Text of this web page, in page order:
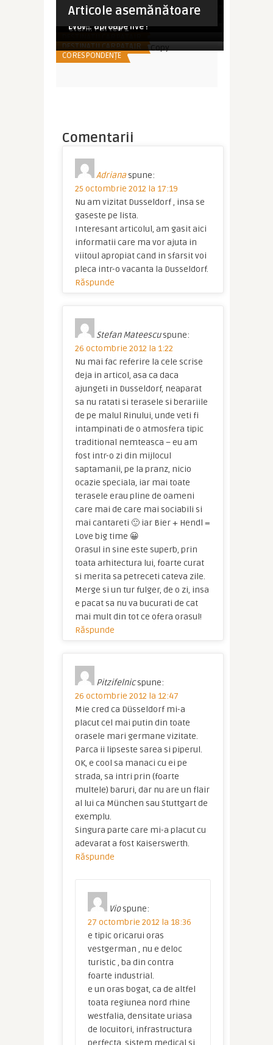
Articole asemănătoare
SUPER OFERTE TRANSPORT
DESTINATII CARPATAIR
mereu in top
Destinatii Carpatair: Roma – orasul
DESTINATII CARPATAIR
Imperator
Destinatii Carpatair: Roma – orasul
etern. Partea 1
CORESPONDENȚE
Imperator
Lvov… aproape live !
Comentarii
Adriana spune:
25 octombrie 2012 la 17:19
Nu am vizitat Dusseldorf , insa se
gaseste pe lista.
Interesant articolul, am gasit aici
informatii care ma vor ajuta in
viitoul apropiat cand in sfarsit voi
pleca intr-o vacanta la Dusseldorf.
Răspunde
Stefan Mateescu spune:
26 octombrie 2012 la 1:22
Nu mai fac referire la cele scrise
deja in articol, asa ca daca
ajungeti in Dusseldorf, neaparat
sa nu ratati si terasele si berariile
de pe malul Rinului, unde veti fi
intampinati de o atmosfera tipic
traditional nemteasca – eu am
fost intr-o zi din mijlocul
saptamanii, pe la pranz, nicio
ocazie speciala, iar mai toate
terasele erau pline de oameni
care mai de care mai sociabili si
mai cantareti 🙂 iar Bier + Hendl =
Love big time 😀
Orasul in sine este superb, prin
toata arhitectura lui, foarte curat
si merita sa petreceti cateva zile.
Merge si un tur fulger, de o zi, insa
e pacat sa nu va bucurati de cat
mai mult din tot ce ofera orasul!
Răspunde
Pitzifelnic spune:
26 octombrie 2012 la 12:47
Mie cred ca Düsseldorf mi-a
placut cel mai putin din toate
orasele mari germane vizitate.
Parca ii lipseste sarea si piperul.
OK, e cool sa manaci cu ei pe
strada, sa intri prin (foarte
multele) baruri, dar nu are un flair
al lui ca München sau Stuttgart de
exemplu.
Singura parte care mi-a placut cu
adevarat a fost Kaiserswerth.
Răspunde
Vio spune:
27 octombrie 2012 la 18:36
e tipic oricarui oras
vestgerman , nu e deloc
turistic , ba din contra
foarte industrial.
e un oras bogat, ca de altfel
toata regiunea nord rhine
westfalia, densitate uriasa
de locuitori, infrastructura
perfecta, sistem medical si